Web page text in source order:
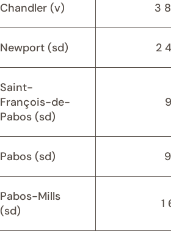
Chandler (v) 3
Newport (sd) 2
Saint-
François-de-
Pabos (sd)
Pabos (sd)
Pabos-Mills
(sd)
1